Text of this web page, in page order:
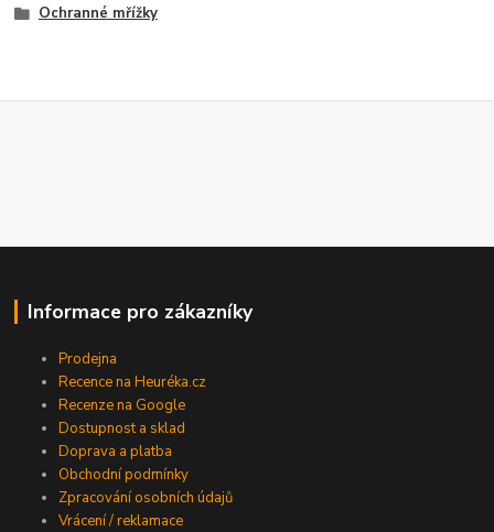
Ochranné mřížky
Informace pro zákazníky
Prodejna
Recence na Heuréka.cz
Recenze na Google
Dostupnost a sklad
Doprava a platba
Obchodní podmínky
Zpracování osobních údajů
Vrácení / reklamace